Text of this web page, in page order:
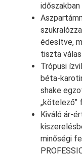
időszakban
édesítve,
tiszta
Trópusi
béta-
shake
„kötelező”
Kiváló ár-
minőségi